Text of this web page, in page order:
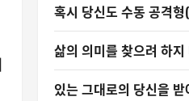
혹시 당신도 수동 공격형
삶의 의미를 찾으려 하
있는 그대로의 당신을